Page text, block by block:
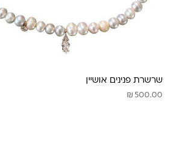
שרשרת פנינים אושיין
₪ 500.00